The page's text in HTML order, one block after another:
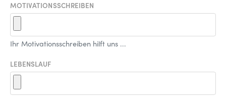
MOTIVATIONSSCHREIBEN
Ihr Motivationsschreiben hilft uns ...
LEBENSLAUF